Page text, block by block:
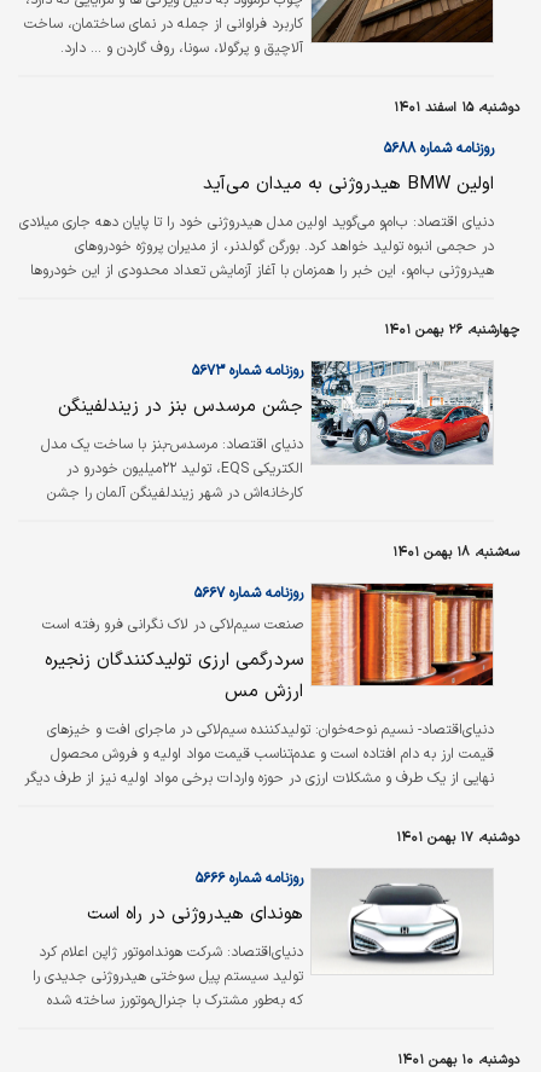
کاربرد فراوانی از جمله در نمای ساختمان، ساخت
آلاچیق و پرگولا، سونا، روف گاردن و ... دارد.
دوشنبه، ۱۵ اسفند ۱۴۰۱
روزنامه شماره ۵۶۸۸
اولین BMW هیدروژنی به میدان می‌آید
دنیای اقتصاد: ب‌ام‌و می‌گوید اولین مدل هیدروژنی خود را تا پایان دهه جاری میلادی
در حجمی انبوه تولید خواهد کرد. بورگن گولدنر، از مدیران پروژه خودرو‌های
هیدروژنی ب‌ام‌و، این خبر را همزمان با آغاز آزمایش تعداد محدودی از این خودرو‌ها
الکتریسیته تولید می‌کند. این خودرو هوا را آلوده نمی‌کند و با هر بار سوخت‌گیری
مسیری طولانی‌تر از خودرو‌های الکتریکی حرکت می‌کند. خودرو‌های هیدروژنی برخلاف
خودرو‌های الکتریکی به زمان زیادی برای شارژ باتری…
چهارشنبه، ۲۶ بهمن ۱۴۰۱
روزنامه شماره ۵۶۷۳
جشن مرسدس بنز در زیندلفینگن
دنیای اقتصاد: مرسدس-بنز با ساخت یک مدل
الکتریکی EQS، تولید ۲۲میلیون خودرو در
کارخانه‌اش در شهر زیندلفینگن آلمان را جشن
الکتریکی، مدل‌های بسیار لوکس مایباخ و مدل‌های
سه‌شنبه، ۱۸ بهمن ۱۴۰۱
صنعت سیم‏‏‌لاکی در لاک نگرانی فرو رفته است
روزنامه شماره ۵۶۶۷
سردرگمی ارزی تولیدکنندگان زنجیره
ارزش مس
دنیای‌اقتصاد- نسیم نوحه‌‌‌خوان: تولیدکننده سیم‌‌‌لاکی در ماجرای افت و خیزهای
قیمت ارز به دام افتاده است و عدم‌تناسب قیمت مواد اولیه و فروش محصول
نهایی از یک طرف و مشکلات ارزی در حوزه واردات برخی مواد اولیه نیز از طرف دیگر
می‌‌‌چرخد.
دوشنبه، ۱۷ بهمن ۱۴۰۱
روزنامه شماره ۵۶۶۶
هوندای هیدروژنی در راه است
دنیای‌اقتصاد: شرکت هونداموتور ژاپن اعلام کرد
تولید سیستم پیل سوختی هیدروژنی جدیدی را
که به‌طور مشترک با جنرال‌‌‌موتورز ساخته شده
دوشنبه، ۱۰ بهمن ۱۴۰۱